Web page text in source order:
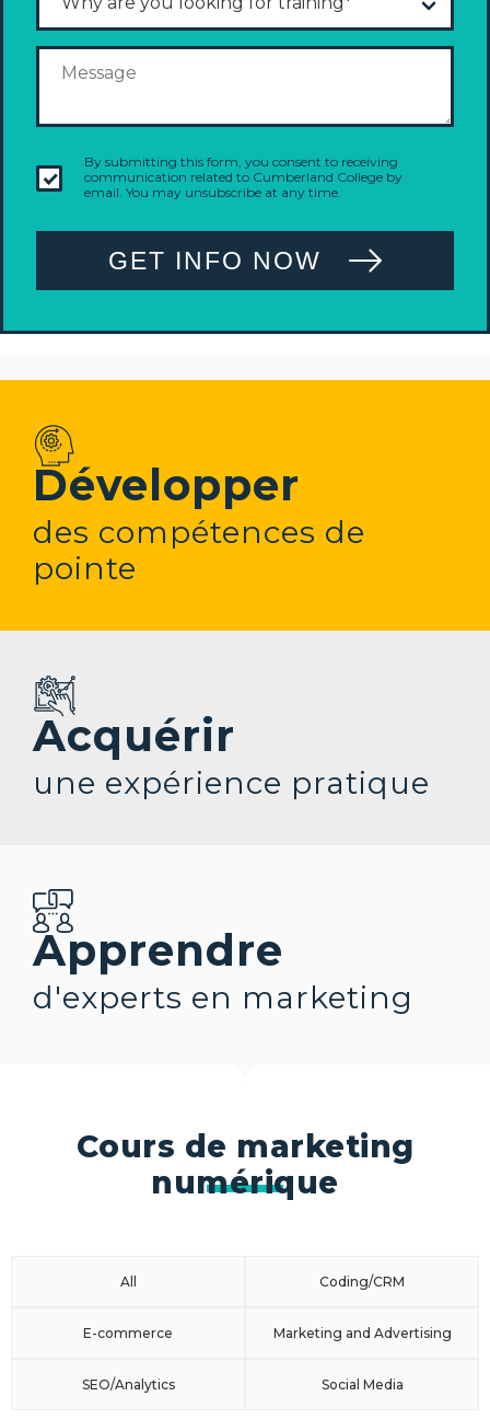
By submitting this form, you consent to receiving
communication related to Cumberland College by
email. You may unsubscribe at any time.
GET INFO NOW
Développer
des compétences de
pointe
Acquérir
une expérience pratique
Apprendre
d'experts en marketing
Cours de marketing
numérique
All Coding/CRM
E-commerce Marketing and Advertising
SEO/Analytics Social Media